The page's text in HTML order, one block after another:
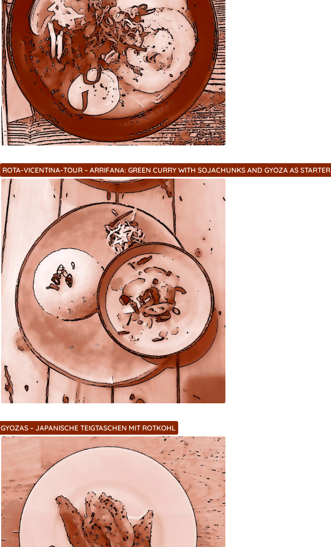
ROTA-VICENTINA-TOUR – ARRIFANA: GREEN CURRY WITH SOJACHUNKS AND GYOZA AS STARTER
GYOZAS – JAPANISCHE TEIGTASCHEN MIT ROTKOHL